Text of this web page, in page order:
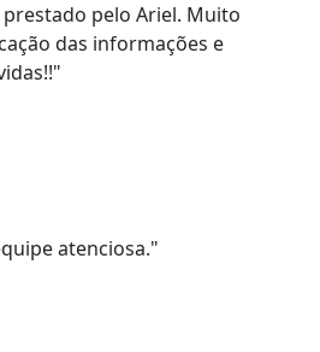
pelo Ariel. Muito
das informações e
atenciosa."